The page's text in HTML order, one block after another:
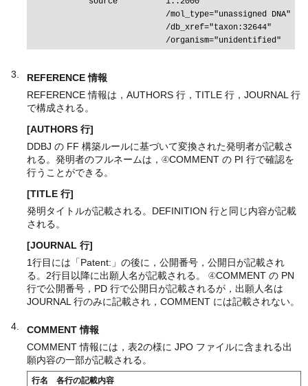
REFERENCE 情報
REFERENCE 情報は，AUTHORS 行，TITLE 行，JOURNAL 行
で構成される。
[AUTHORS 行]
DDBJ の FF 構築ルールに基づいて変換された発明者が記載さ
れる。発明者のフルネームは，④COMMENT の PI 行で確認を
行うことができる。
[TITLE 行]
発明タイトルが記載される。DEFINITION 行と同じ内容が記載
される。
[JOURNAL 行]
1行目には「Patent:」の後に，公開番号，公開日が記載され
る。2行目以降に出願人名が記載される。 ④COMMENT の PN
行で公開番号，PD 行で公開日が記載されるが，出願人名は
JOURNAL 行のみに記載され，COMMENT には記載されない。
COMMENT 情報
COMMENT 情報には，表2の様に JPO ファイルに含まれる出
願内容の一部が記載される。
行名 各行の記載内容